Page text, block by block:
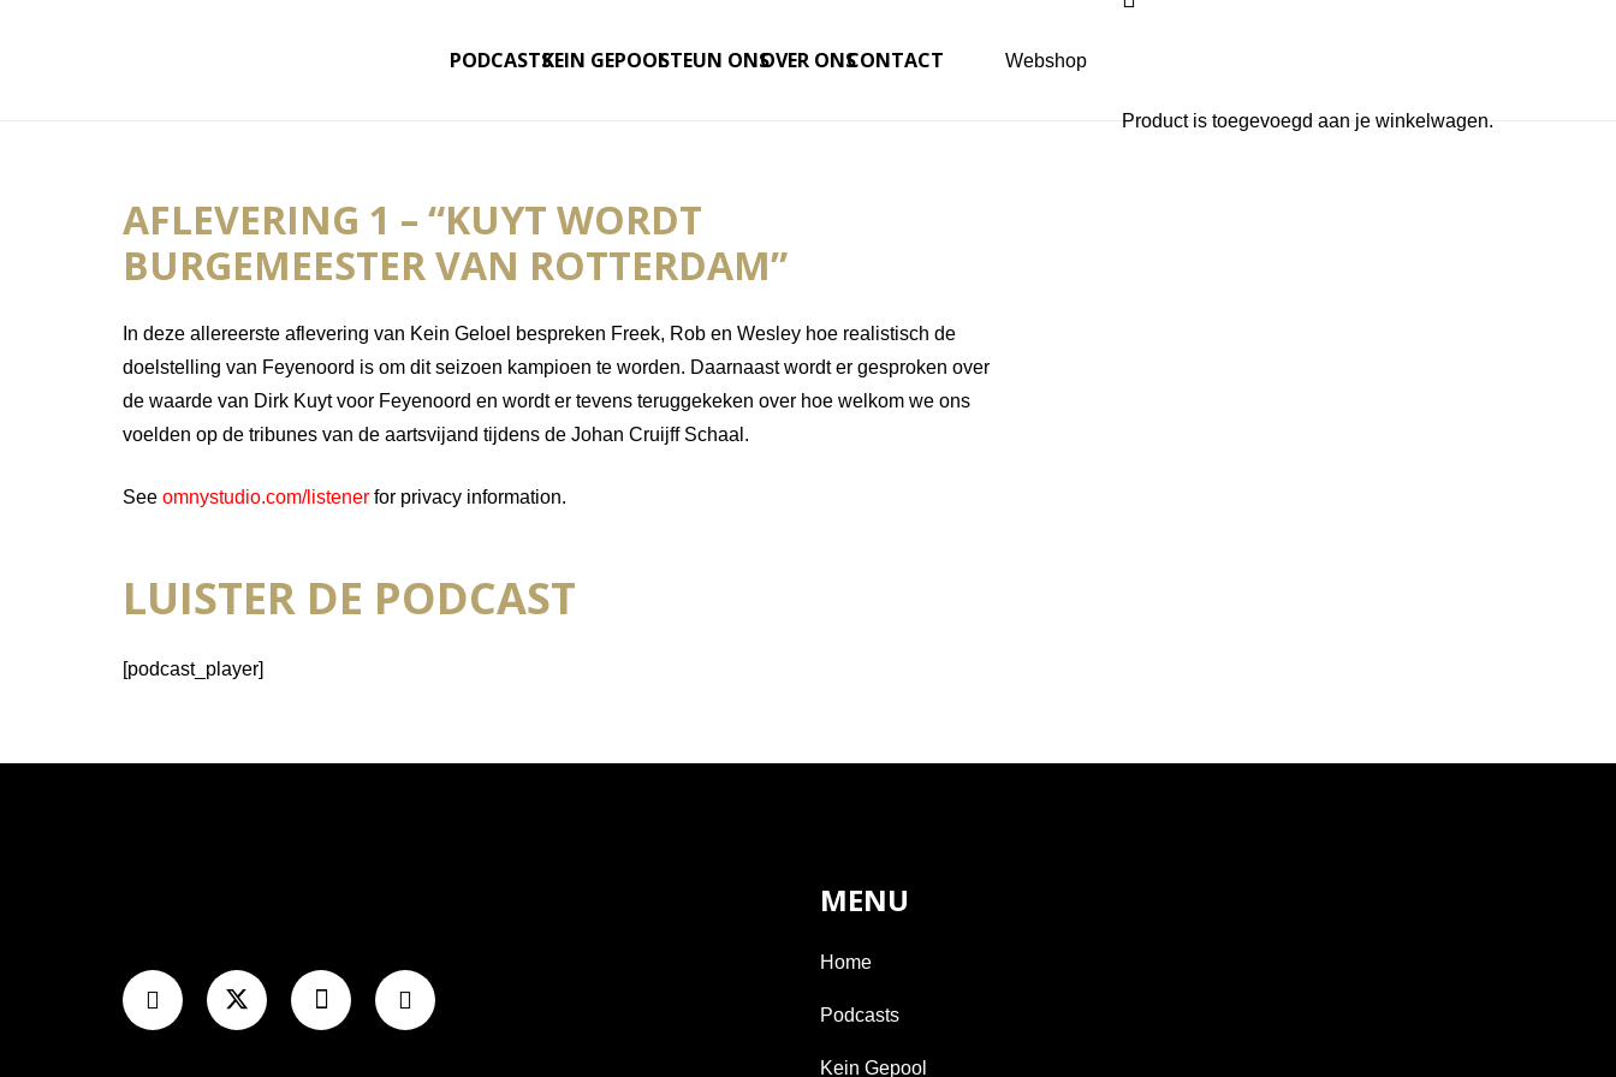
PODCASTSKEIN GEPOOLSTEUN ONSOVER ONSCONTACT Webshop
Productis toegevoegd aan je winkelwagen.
AFLEVERING 1 – “KUYT WORDT
BURGEMEESTER VAN ROTTERDAM”
In deze allereerste aflevering van Kein Geloel bespreken Freek, Rob en Wesley hoe realistisch de
doelstelling van Feyenoord is om dit seizoen kampioen te worden. Daarnaast wordt er gesproken over
de waarde van Dirk Kuyt voor Feyenoord en wordt er tevens teruggekeken over hoe welkom we ons
voelden op de tribunes van de aartsvijand tijdens de Johan Cruijff Schaal.
See omnystudio.com/listener for privacy information.
LUISTER DE PODCAST
[podcast_player]
MENU
Home
Podcasts
Kein Gepool